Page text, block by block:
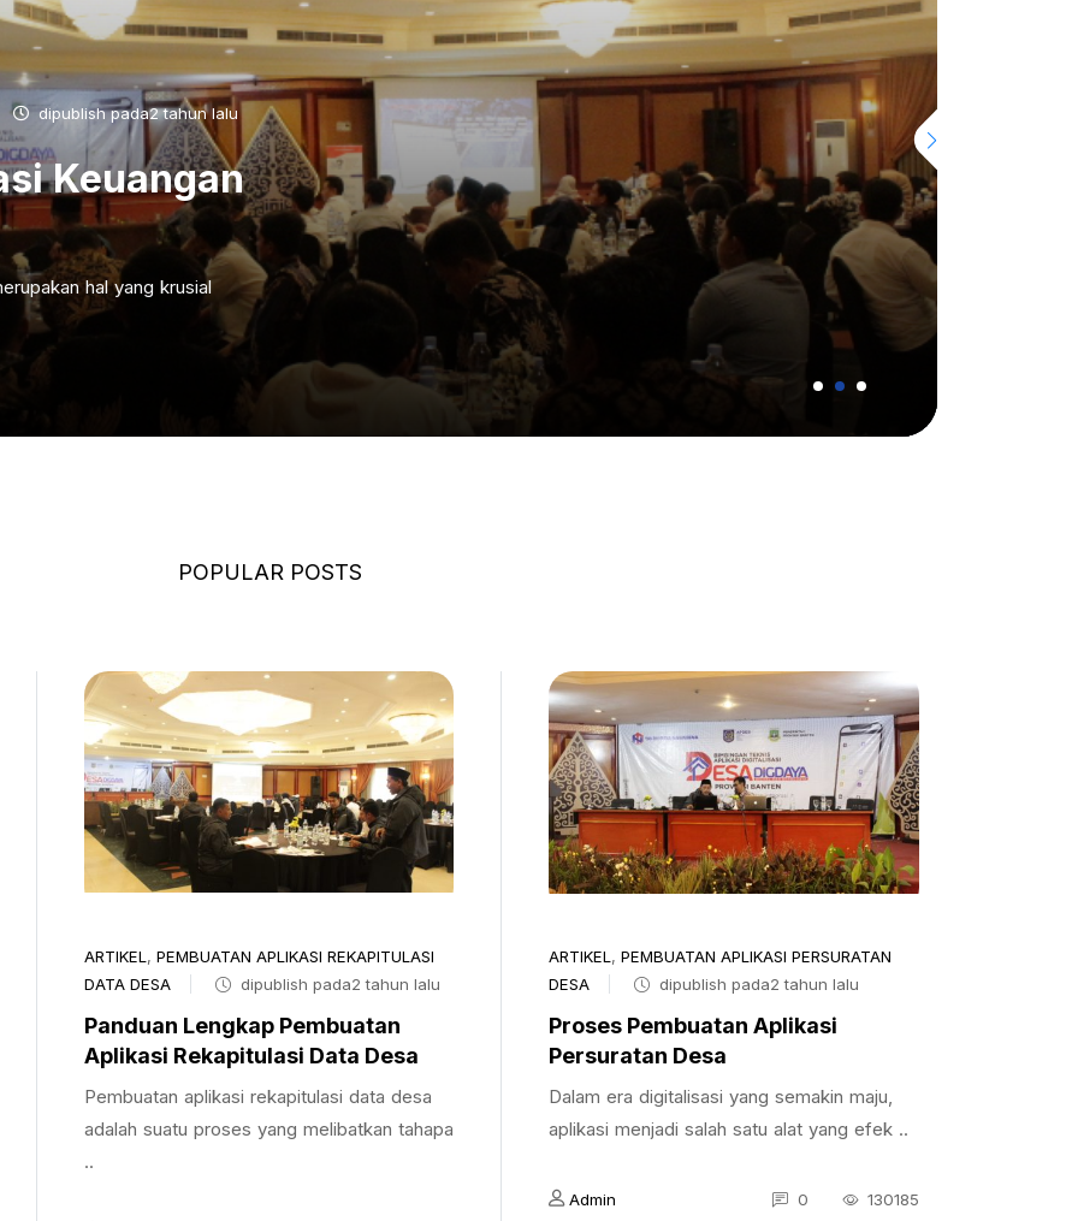
dipublish pada2 tahun lalu
Keuangan
hal yang krusial
POPULAR POSTS
ARTIKEL , PEMBUATAN APLIKASI REKAPITULASI
DATA DESA
dipublish pada2 tahun lalu
Panduan Lengkap Pembuatan
Aplikasi Rekapitulasi Data Desa
Pembuatan aplikasi rekapitulasi data desa
adalah suatu proses yang melibatkan tahapa
..
ARTIKEL , PEMBUATAN APLIKASI PERSURATAN
DESA
dipublish pada2 tahun lalu
Proses Pembuatan Aplikasi
Persuratan Desa
Dalam era digitalisasi yang semakin maju,
aplikasi menjadi salah satu alat yang efek ..
Admin 0 130185